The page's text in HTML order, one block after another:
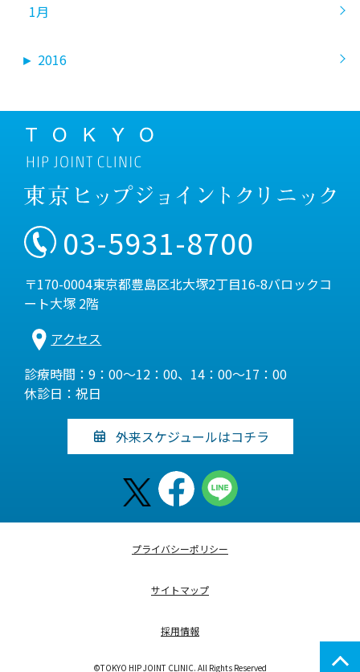
1月
► 2016
03-5931-8700
〒170-0004東京都豊島区北大塚2丁目16-8バロックコ
ート大塚 2階
アクセス
診療時間：9：00～12：00、14：00～17：00
休診日：祝日
外来スケジュールはコチラ
プライバシーポリシー
サイトマップ
採用情報
©TOKYO HIP JOINT CLINIC. All Rights Reserved